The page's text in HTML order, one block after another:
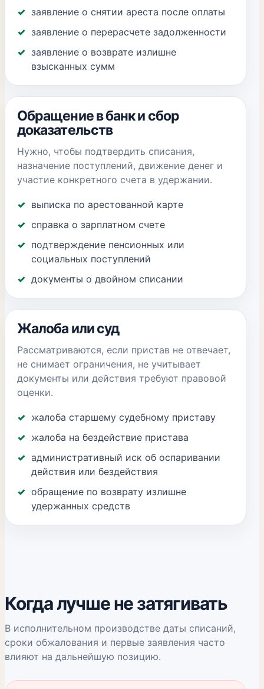
заявление о снятии ареста после оплаты
заявление о перерасчете задолженности
заявление о возврате излишне
взысканных сумм
Обращение в банк и сбор
доказательств
Нужно, чтобы подтвердить списания,
назначение поступлений, движение денег и
участие конкретного счета в удержании.
выписка по арестованной карте
справка о зарплатном счете
подтверждение пенсионных или
социальных поступлений
документы о двойном списании
Жалоба или суд
Рассматриваются, если пристав не отвечает,
не снимает ограничения, не учитывает
документы или действия требуют правовой
оценки.
жалоба старшему судебному приставу
жалоба на бездействие пристава
административный иск об оспаривании
действия или бездействия
обращение по возврату излишне
удержанных средств
Когда лучше не затягивать
В исполнительном производстве даты списаний,
сроки обжалования и первые заявления часто
влияют на дальнейшую позицию.